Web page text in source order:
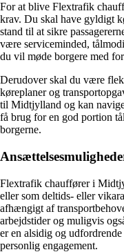
For at blive Flextrafik
krav. Du skal have gyldigt
stand til at sikre
være serviceminded,
du vil møde borgere med
Derudover skal du være
køreplaner og
til Midtjylland og kan
få brug for en god portion
borgerne.
Flextrafik chauffører i
eller som deltids- eller
afhængigt af
arbejdstider og muligvis
er en alsidig og
personlig engagement.